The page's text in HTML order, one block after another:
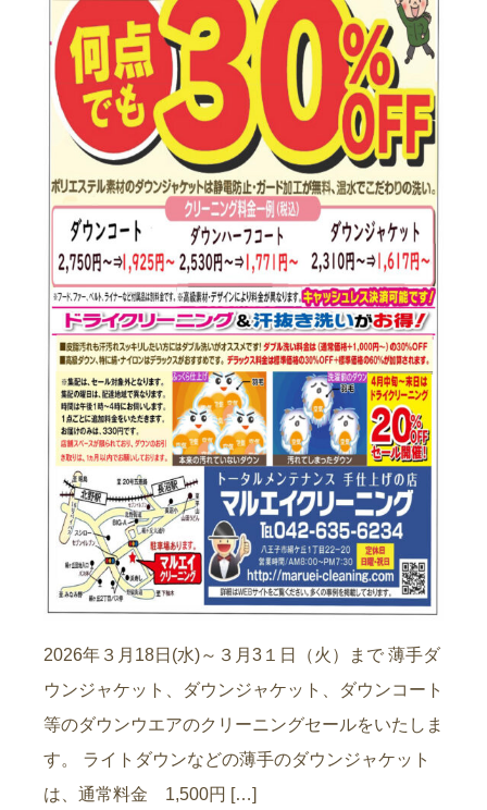
2026年３月18日(水)～３月3１日（火）まで 薄手ダ
ウンジャケット、ダウンジャケット、ダウンコート
等のダウンウエアのクリーニングセールをいたしま
す。 ライトダウンなどの薄手のダウンジャケット
は、通常料金 1,500円 […]